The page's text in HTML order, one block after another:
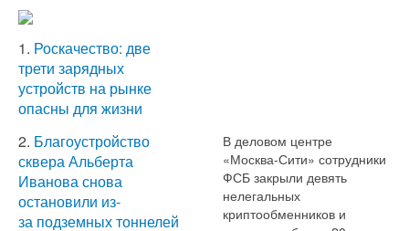
1. Роскачество: две
трети зарядных
устройств на рынке
опасны для жизни
2. Благоустройство
сквера Альберта
Иванова снова
остановили из-
за подземных тоннелей
В деловом центре
«Москва-Сити» сотрудники
ФСБ закрыли девять
нелегальных
криптообменников и